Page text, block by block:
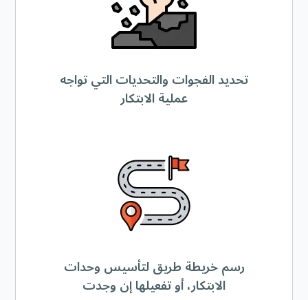
رسم خريطة طريق لتأسيس وحدات
الابتكار، أو تفعيلها إن وجدت
تحديد الفجوات والتحديات التي تواجه
عملية الابتكار